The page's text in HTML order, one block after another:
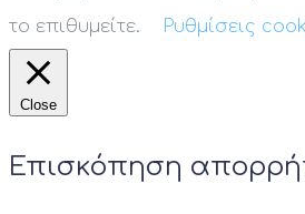
το επιθυμείτε.
Ρυθμίσεις
Close
Επισκόπηση